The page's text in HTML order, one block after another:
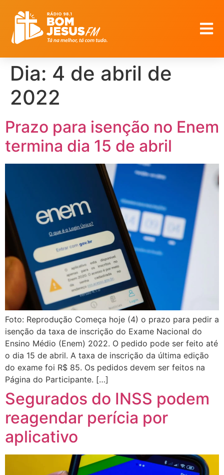
Dia: 4 de abril de
2022
Prazo para isenção no Enem
termina dia 15 de abril
Foto: Reprodução Começa hoje (4) o prazo para pedir a
isenção da taxa de inscrição do Exame Nacional do
Ensino Médio (Enem) 2022. O pedido pode ser feito até
o dia 15 de abril. A taxa de inscrição da última edição
do exame foi R$ 85. Os pedidos devem ser feitos na
Página do Participante. […]
Segurados do INSS podem
reagendar perícia por
aplicativo